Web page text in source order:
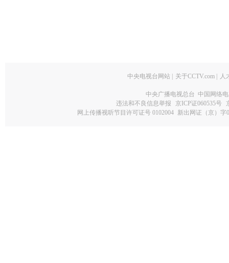
中央电视台网站 关于CCTV.com 人
中央广播电视总台 中国网络
违法和不良信息举报
京ICP证060535号
网上传播视听节目许可证号 0102004 新出网证（京）